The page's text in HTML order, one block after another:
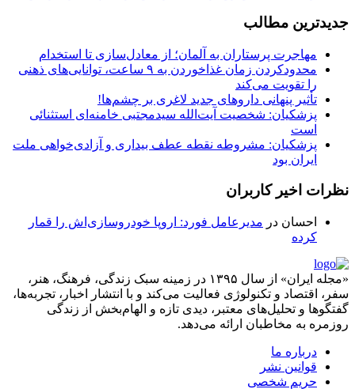
جدیدترین مطالب
مهاجرت پرستاران به آلمان؛ از معادل‌سازی تا استخدام
محدودکردن زمان غذاخوردن به ۹ ساعت، توانایی‌های ذهنی
را تقویت می‌کند
تأثیر پنهانی داروهای جدید لاغری بر چشم‌ها!
پزشکیان: شخصیت آیت‌الله سیدمجتبی خامنه‌ای استثنائی
است
پزشکیان: مشروطه نقطه عطف بیداری و آزادی‌خواهی ملت
ایران بود
نظرات اخیر کاربران
احسان در مدیرعامل فورد: اروپا خودروسازی‌اش را قمار
کرده
«مجله ایران» از سال ۱۳۹۵ در زمینه سبک زندگی، فرهنگ، هنر،
سفر، اقتصاد و تکنولوژی فعالیت می‌کند و با انتشار اخبار، تجربه‌ها،
گفتگوها و تحلیل‌های معتبر، دیدی تازه و الهام‌بخش از زندگی
روزمره به مخاطبان ارائه می‌دهد.
درباره ما
قوانین نشر
حریم شخصی